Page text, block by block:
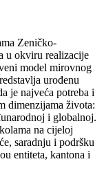
Zeničko-
u okviru realizacije
model mirovnog
urođenu
je najveća potreba i
dimenzijama života:
i globalnoj.
na cijeloj
saradnju i podršku
entiteta, kantona i